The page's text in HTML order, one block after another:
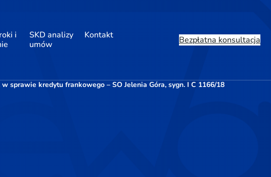
i
SKD analizy
umów
Kontakt Bezpłatna konsultacja
sprawie kredytu frankowego – SO Jelenia Góra, sygn. I C 1166/18